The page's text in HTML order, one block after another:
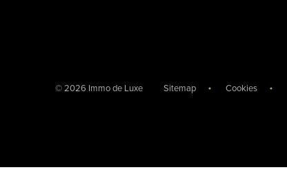
© 2026 Immo de Luxe Sitemap Cookies